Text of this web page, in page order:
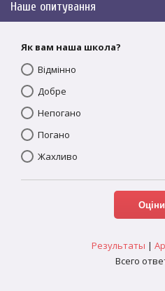
Наше опитування
Як вам наша школа?
Відмінно
Добре
Непогано
Погано
Жахливо
Результаты |
Всего